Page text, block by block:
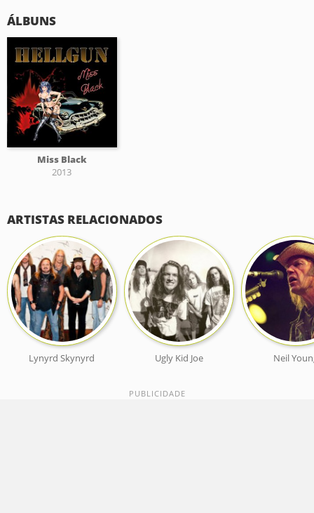
ÁLBUNS
Miss Black
2013
ARTISTAS RELACIONADOS
Lynyrd Skynyrd Ugly Kid Joe Neil